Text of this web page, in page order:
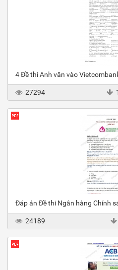
4 Đề thi Anh văn vào
27294
Đáp án Đề thi Ngân hàng Chính
24189